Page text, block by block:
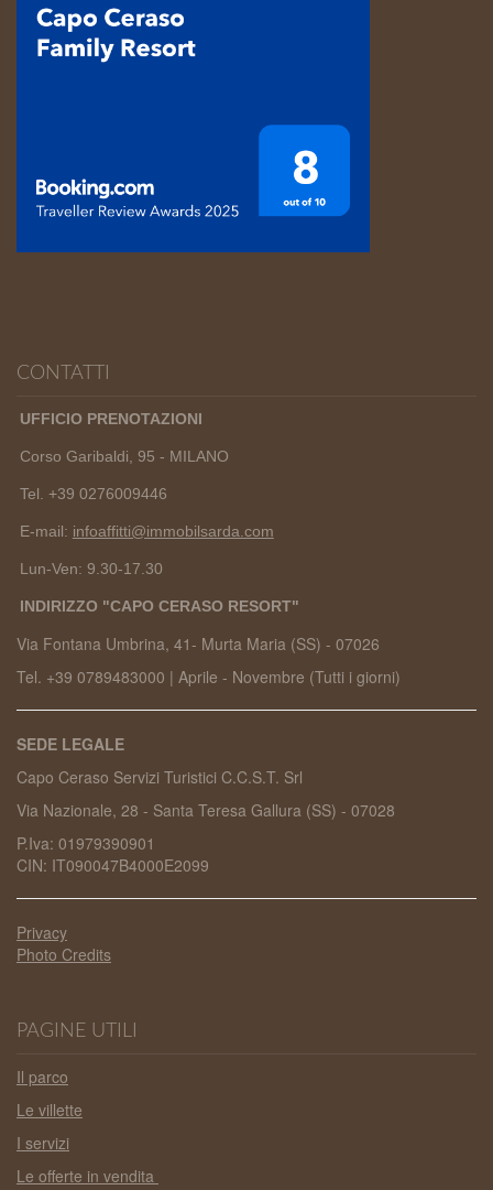
CONTATTI
UFFICIO PRENOTAZIONI
Corso Garibaldi, 95 - MILANO
Tel. +39 0276009446
E-mail: infoaffitti@immobilsarda.com
Lun-Ven: 9.30-17.30
INDIRIZZO "CAPO CERASO RESORT"
Via Fontana Umbrina, 41- Murta Maria (SS) - 07026
Tel. +39 0789483000 | Aprile - Novembre (Tutti i giorni)
SEDE LEGALE
Capo Ceraso Servizi Turistici C.C.S.T. Srl
Via Nazionale, 28 - Santa Teresa Gallura (SS) - 07028
P.Iva: 01979390901
CIN: IT090047B4000E2099
Privacy
Photo Credits
PAGINE UTILI
Il parco
Le villette
I servizi
Le offerte in vendita